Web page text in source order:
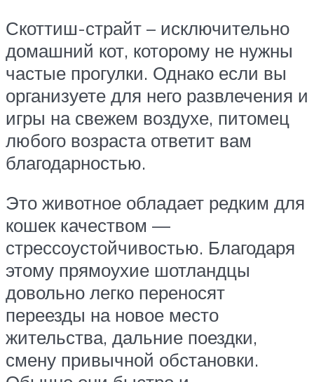
Скоттиш-страйт – исключительно
домашний кот, которому не нужны
частые прогулки. Однако если вы
организуете для него развлечения и
игры на свежем воздухе, питомец
любого возраста ответит вам
благодарностью.
Это животное обладает редким для
кошек качеством —
стрессоустойчивостью. Благодаря
этому прямоухие шотландцы
довольно легко переносят
переезды на новое место
жительства, дальние поездки,
смену привычной обстановки.